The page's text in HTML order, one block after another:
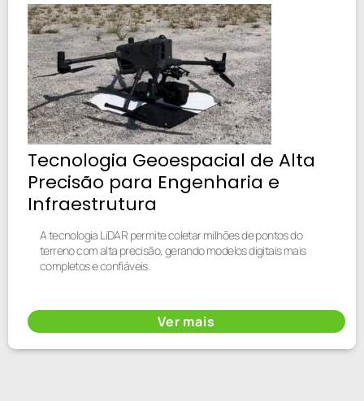
Tecnologia Geoespacial de Alta
Precisão para Engenharia e
Infraestrutura
A tecnologia LiDAR permite coletar milhões de pontos do
terreno com alta precisão, gerando modelos digitais mais
completos e confiáveis.
Ver mais